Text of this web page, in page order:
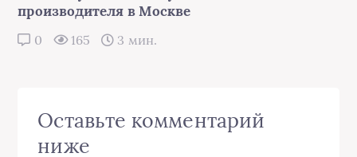
производителя в Москве
0 165 3 мин.
Оставьте комментарий
ниже